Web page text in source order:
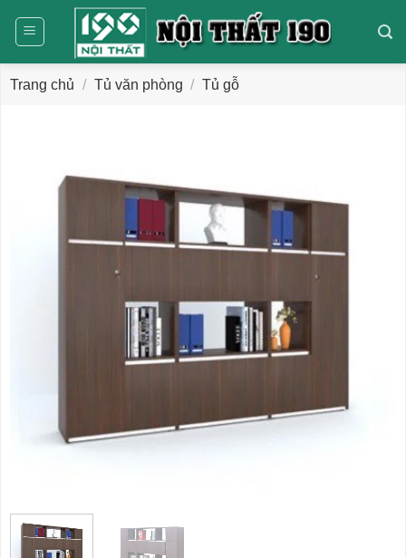
dung
Trang chủ / Tủ văn phòng / Tủ gỗ